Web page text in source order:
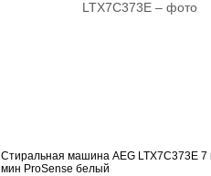
Стиральная машина AEG LTX7C373E 7
мин ProSense белый